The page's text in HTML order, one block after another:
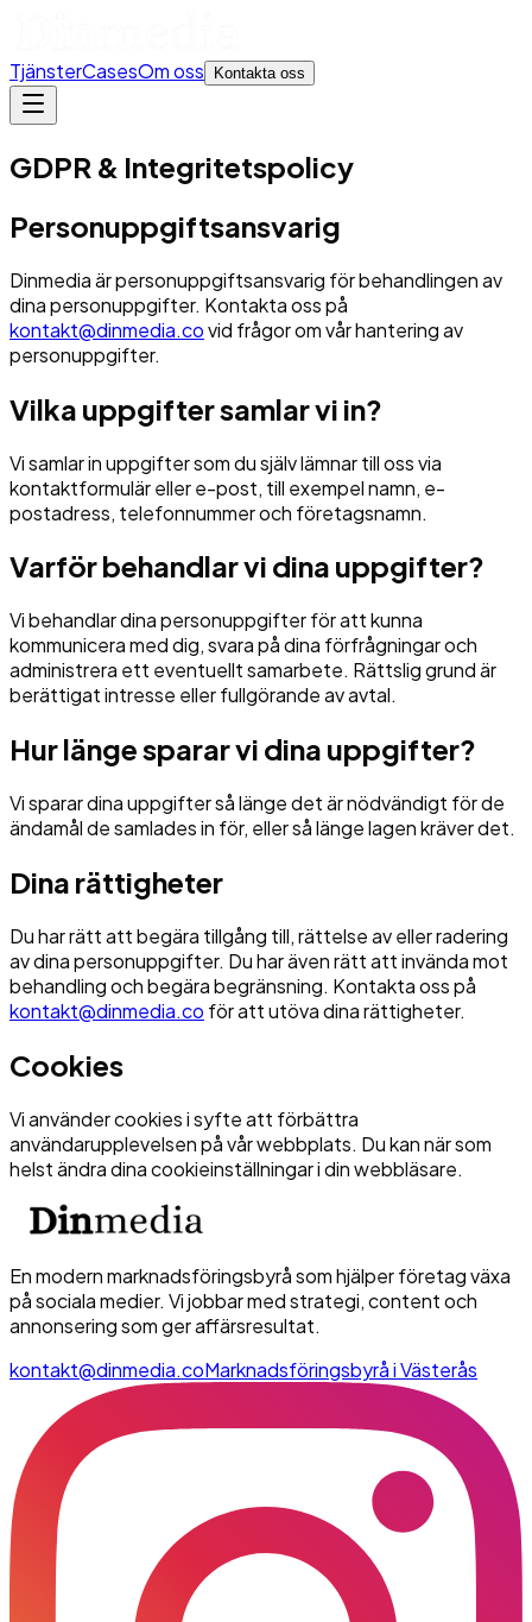
TjänsterCasesOm oss Kontakta oss
GDPR & Integritetspolicy
Personuppgiftsansvarig
Dinmedia är personuppgiftsansvarig för behandlingen av
dina personuppgifter. Kontakta oss på
kontakt@dinmedia.covid frågor om vår hantering av
personuppgifter.
Vilka uppgifter samlar vi in?
Vi samlar in uppgifter som du själv lämnar till oss via
kontaktformulär eller e-post, till exempel namn, e-
postadress, telefonnummer och företagsnamn.
Varför behandlar vi dina uppgifter?
Vi behandlar dina personuppgifter för att kunna
kommunicera med dig, svara på dina förfrågningar och
administrera ett eventuellt samarbete. Rättslig grund är
berättigat intresse eller fullgörande av avtal.
Hur länge sparar vi dina uppgifter?
Vi sparar dina uppgifter så länge det är nödvändigt för de
ändamål de samlades in för, eller så länge lagen kräver det.
Dina rättigheter
Du har rätt att begära tillgång till, rättelse av eller radering
av dina personuppgifter. Du har även rätt att invända mot
behandling och begära begränsning. Kontakta oss på
kontakt@dinmedia.co för att utöva dina rättigheter.
Cookies
Vi använder cookies i syfte att förbättra
användarupplevelsen på vår webbplats. Du kan när som
helst ändra dina cookieinställningar i din webbläsare.
En modern marknadsföringsbyrå som hjälper företag växa
på sociala medier. Vi jobbar med strategi, content och
annonsering som ger affärsresultat.
kontakt@dinmedia.coMarknadsföringsbyrå i Västerås